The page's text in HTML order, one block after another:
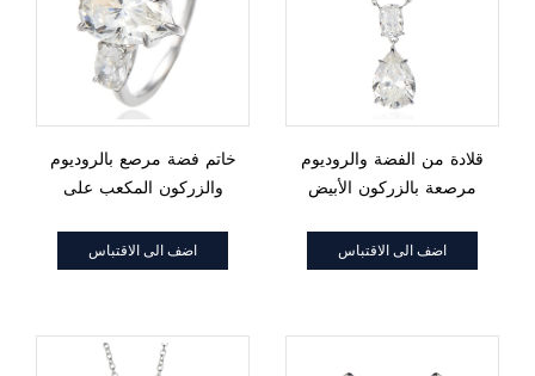
خاتم فضة مرصع بالروديوم
والزركون المكعب على
الألماس
اضف الى الاقتباس
قلادة من الفضة والروديوم
مرصعة بالزركون الأبيض
ومرصعة بحجر G
اضف الى الاقتباس